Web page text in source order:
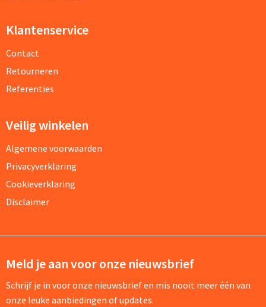
Klantenservice
Contact
Retourneren
Referenties
Veilig winkelen
Algemene voorwaarden
Privacyverklaring
Cookieverklaring
Disclaimer
Meld je aan voor onze nieuwsbrief
Schrijf je in voor onze nieuwsbrief en mis nooit meer één van
onze leuke aanbiedingen of updates.